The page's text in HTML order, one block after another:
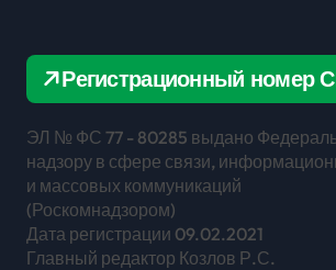
Регистрационный номер
ЭЛ № ФС 77 - 80285 выдано
надзору в сфере связи,
и массовых коммуникаций
(Роскомнадзором)
Дата регистрации 09.02.2021
Главный редактор Козлов Р.С.